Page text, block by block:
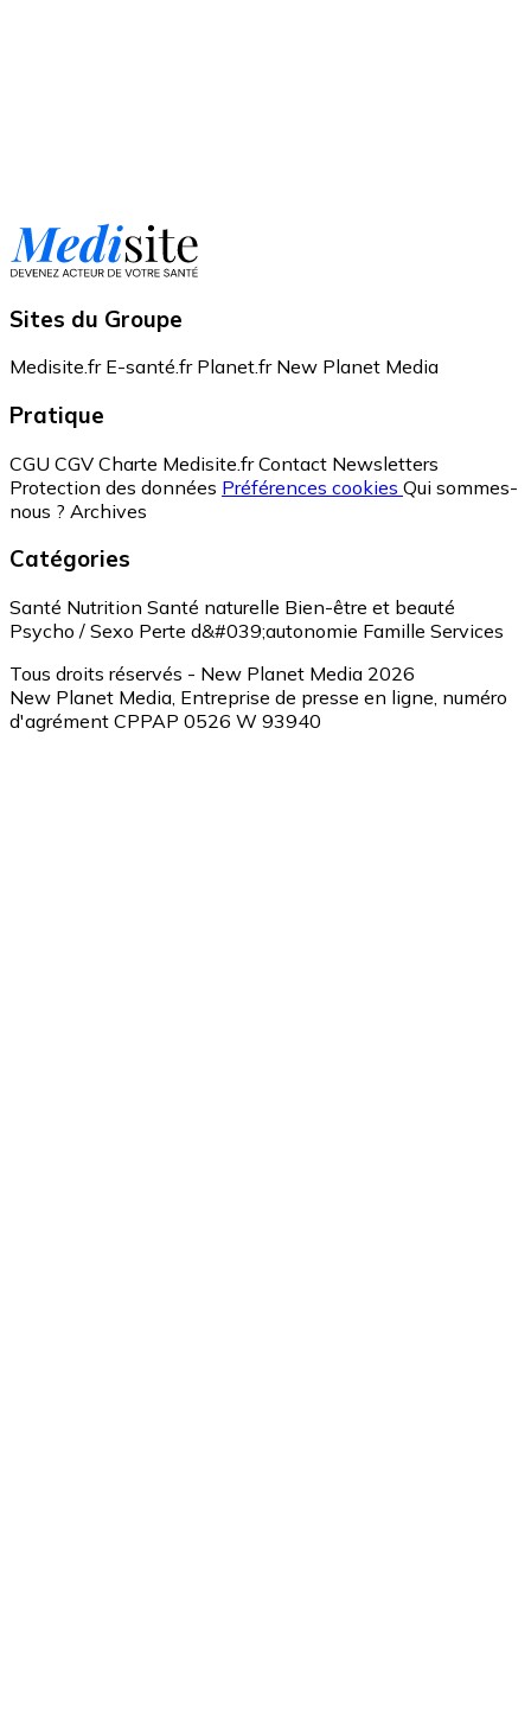
Sites du Groupe
Medisite.fr E-santé.fr Planet.fr New Planet Media
Pratique
CGU CGV Charte Medisite.fr Contact Newsletters
Protection des données Préférences cookies Qui sommes-
nous ? Archives
Catégories
Santé Nutrition Santé naturelle Bien-être et beauté
Psycho / Sexo Perte d&#039;autonomie Famille Services
Tous droits réservés - New Planet Media 2026
New Planet Media, Entreprise de presse en ligne, numéro
d'agrément CPPAP 0526 W 93940